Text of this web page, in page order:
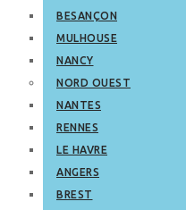
BESANÇON
MULHOUSE
NANCY
NORD OUEST
NANTES
RENNES
LE HAVRE
ANGERS
BREST